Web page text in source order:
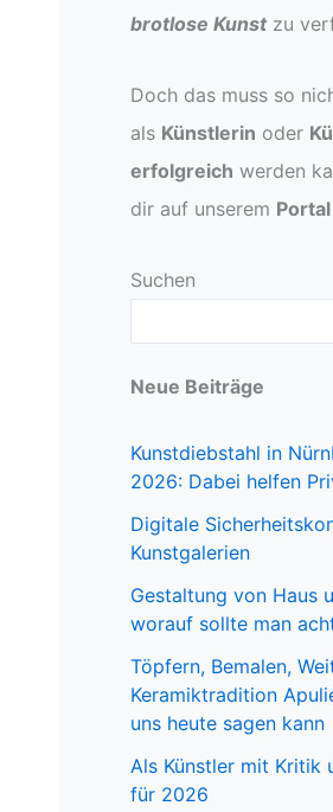
brotlose Kunst zu
Doch das muss so
als Künstlerin oder
erfolgreich werden
dir auf unserem Portal
Suchen
Neue Beiträge
Kunstdiebstahl in
2026: Dabei helfen
Digitale
Kunstgalerien
Gestaltung von Haus
worauf sollte man
Töpfern, Bemalen,
Keramiktradition
uns heute sagen kann
Als Künstler mit Kritik
für 2026